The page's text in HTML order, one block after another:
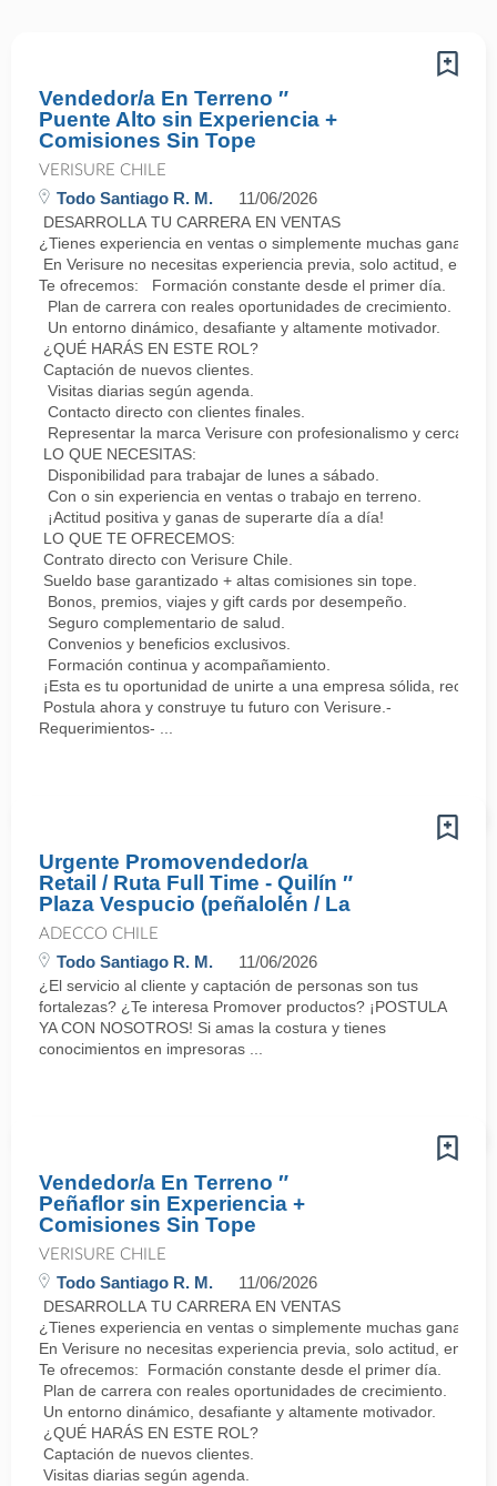
Vendedor/a En Terreno ″
Puente Alto sin Experiencia +
Comisiones Sin Tope
VERISURE CHILE
Todo Santiago R. M. 11/06/2026
DESARROLLA TU CARRERA EN VENTAS
¿Tienes experiencia en ventas o simplemente muchas ganas
En Verisure no necesitas experiencia previa, solo actitud,
Te ofrecemos: Formación constante desde el primer día.
Plan de carrera con reales oportunidades de crecimiento.
Un entorno dinámico, desafiante y altamente motivador.
¿QUÉ HARÁS EN ESTE ROL?
Captación de nuevos clientes.
Visitas diarias según agenda.
Contacto directo con clientes finales.
Representar la marca Verisure con profesionalismo y cercanía.
LO QUE NECESITAS:
Disponibilidad para trabajar de lunes a sábado.
Con o sin experiencia en ventas o trabajo en terreno.
¡Actitud positiva y ganas de superarte día a día!
LO QUE TE OFRECEMOS:
Contrato directo con Verisure Chile.
Sueldo base garantizado + altas comisiones sin tope.
Bonos, premios, viajes y gift cards por desempeño.
Seguro complementario de salud.
Convenios y beneficios exclusivos.
Formación continua y acompañamiento.
¡Esta es tu oportunidad de unirte a una empresa sólida,
Postula ahora y construye tu futuro con Verisure.-
Requerimientos- ...
Urgente Promovendedor/a
Retail / Ruta Full Time - Quilín ″
Plaza Vespucio (peñalolén / La
ADECCO CHILE
Todo Santiago R. M. 11/06/2026
¿El servicio al cliente y captación de personas son tus
fortalezas? ¿Te interesa Promover productos? ¡POSTULA
YA CON NOSOTROS! Si amas la costura y tienes
conocimientos en impresoras ...
Vendedor/a En Terreno ″
Peñaflor sin Experiencia +
Comisiones Sin Tope
VERISURE CHILE
Todo Santiago R. M. 11/06/2026
DESARROLLA TU CARRERA EN VENTAS
¿Tienes experiencia en ventas o simplemente muchas ganas
En Verisure no necesitas experiencia previa, solo actitud,
Te ofrecemos: Formación constante desde el primer día.
Plan de carrera con reales oportunidades de crecimiento.
Un entorno dinámico, desafiante y altamente motivador.
¿QUÉ HARÁS EN ESTE ROL?
Captación de nuevos clientes.
Visitas diarias según agenda.